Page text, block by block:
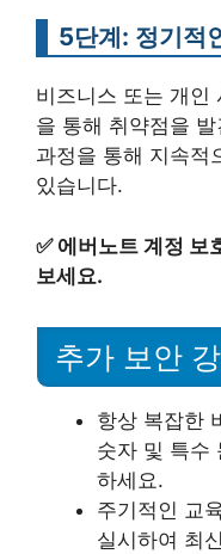
5단계: 정기적
비즈니스 또는 개인
을 통해 취약점을
과정을 통해 지속적
있습니다.
✅ 에버노트 계정 보
보세요.
추가 보안
항상 복잡한
숫자 및 특수
하세요.
주기적인 교
실시하여 최